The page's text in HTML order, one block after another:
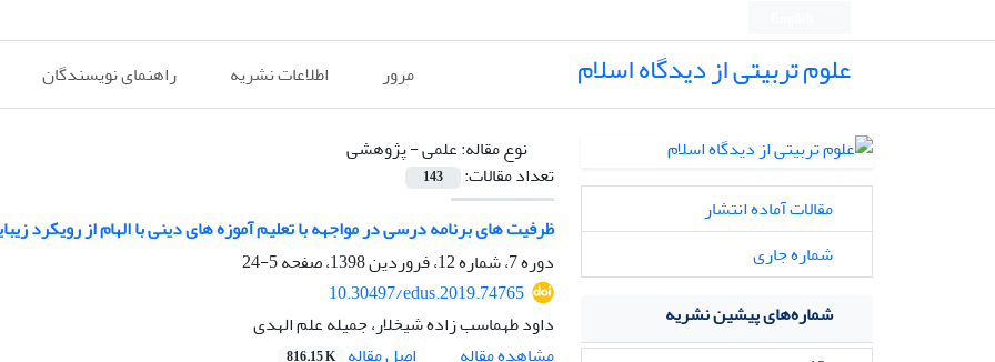
علوم تربیتی از دیدگاه اسلام مرور اطلاعات نشریه راهنمای نویسندگان
نوع مقاله:علمی - پژوهشی
تعداد مقالات:
143
ظرفیت های برنامه درسی در مواجهه با تعلیم آموزه های دینی با الهام از رویکرد
دوره 7، شماره 12، فروردین 1398، صفحه
5-24
10.30497/edus.2019.74765
داود طهماسب زاده شیخلار، جمیله علم الهدی
مقالات آماده انتشار
شماره جاری
شماره‌های پیشین نشریه